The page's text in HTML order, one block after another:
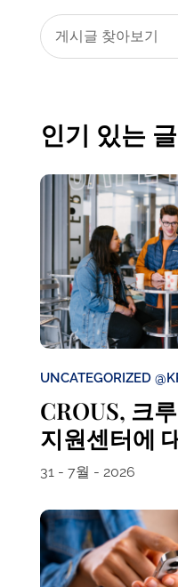
인기 있는 글
UNCATEGORIZED
CROUS, 크
지원센터에
31 - 7월 - 2026